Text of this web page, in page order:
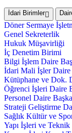
İdari Birimler
Döner Sermaye
Genel Sekreterlik
Hukuk Müşavirliği
İç Denetim Birimi
Bilgi İşlem Daire
İdari Mali İşler Daire
Kütüphane ve Dok.
Öğrenci İşleri Daire
Personel Daire
Strateji Geliştirme
Sağlık Kültür ve
Yapı İşleri ve Teknik